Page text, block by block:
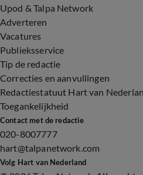
Upod & Talpa Network
Adverteren
Vacatures
Publieksservice
Tip de redactie
Correcties en aanvullingen
Redactiestatuut Hart van
Toegankelijkheid
Contact met de redactie
020-8007777
hart@talpanetwork.com
Volg Hart van Nederland